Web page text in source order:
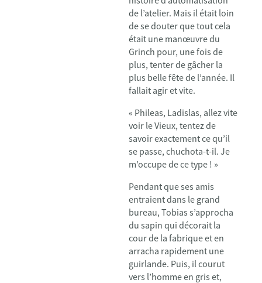
de l’atelier. Mais il était loin
de se douter que tout cela
était une manœuvre du
Grinch pour, une fois de
plus, tenter de gâcher la
plus belle fête de l’année. Il
fallait agir et vite.
« Phileas, Ladislas, allez vite
voir le Vieux, tentez de
savoir exactement ce qu’il
se passe, chuchota-t-il. Je
m’occupe de ce type ! »
Pendant que ses amis
entraient dans le grand
bureau, Tobias s’approcha
du sapin qui décorait la
cour de la fabrique et en
arracha rapidement une
guirlande. Puis, il courut
vers l’homme en gris et,